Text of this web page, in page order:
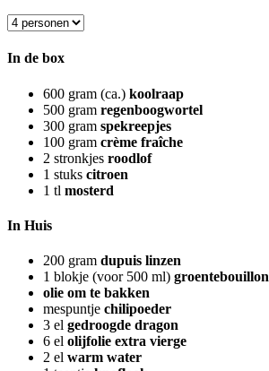
In de box
600 gram (ca.) koolraap
500 gram regenboogwortel
300 gram spekreepjes
100 gram crème fraîche
2 stronkjes roodlof
1 stuks citroen
1 tl mosterd
In Huis
200 gram dupuis linzen
1 blokje (voor 500 ml) groentebouillon
olie om te bakken
mespuntje chilipoeder
3 el gedroogde dragon
6 el olijfolie extra vierge
2 el warm water